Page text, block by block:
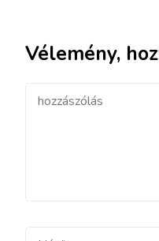
Vélemény,
hozzászólás
Teljes